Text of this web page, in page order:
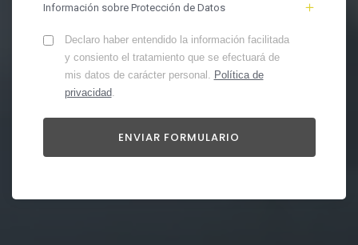
Información sobre Protección de Datos
Declaro haber entendido la información facilitada
y consiento el tratamiento que se efectuará de
mis datos de carácter personal. Política de
privacidad.